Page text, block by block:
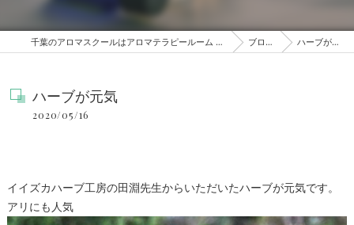
千葉のアロマスクールはアロマテラピールーム リン ブログ ハーブが元気
ハーブが元気
2020/05/16
イイズカハーブ工房の田淵先生からいただいたハーブが元気です。
アリにも人気